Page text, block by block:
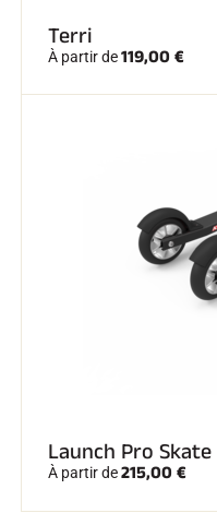
Terri
À partir de119,00 €
Launch Pro Skate
À partir de215,00 €